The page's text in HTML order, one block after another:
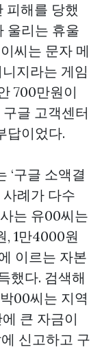
피해를 당했
울리는 휴울
씨는 문자 메
지라는 게임
700만원이
글 고객센터
답이었다.
‘구글 소액결
례가 다수
는 유00씨는
, 1만4000원
이르는 자본
했다. 검색해
00씨는 지역
큰 자금이
신고하고 구